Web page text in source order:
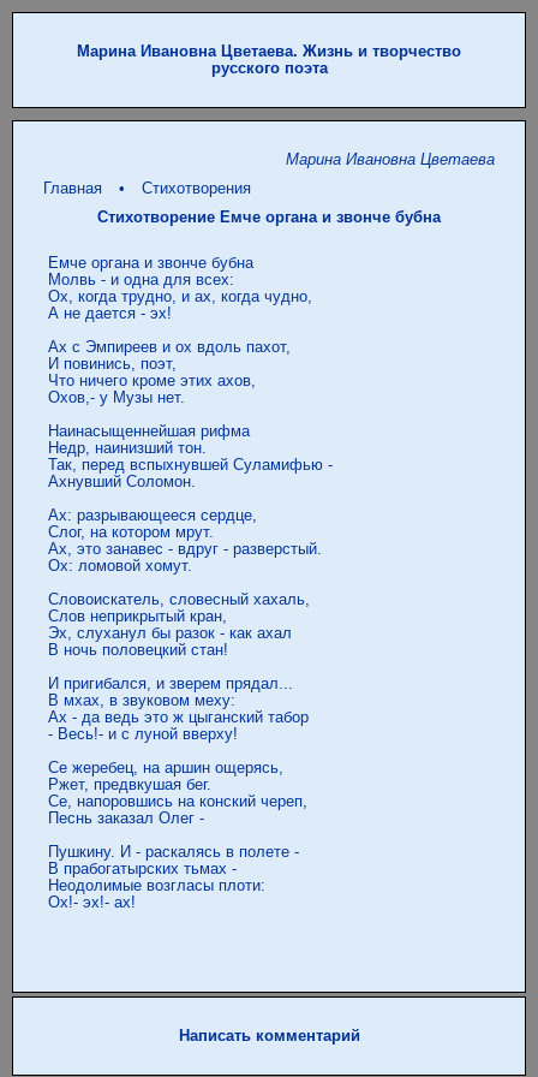
Марина Ивановна Цветаева. Жизнь и творчество
русского поэта
Марина Ивановна Цветаева
Главная
•
Стихотворения
Стихотворение Емче органа и звонче бубна
Емче органа и звонче бубна
Молвь - и одна для всех:
Ох, когда трудно, и ах, когда чудно,
А не дается - эх!
Ах с Эмпиреев и ох вдоль пахот,
И повинись, поэт,
Что ничего кроме этих ахов,
Охов,- у Музы нет.
Наинасыщеннейшая рифма
Недр, наинизший тон.
Так, перед вспыхнувшей Суламифью -
Ахнувший Соломон.
Ах: разрывающееся сердце,
Слог, на котором мрут.
Ах, это занавес - вдруг - разверстый.
Ох: ломовой хомут.
Словоискатель, словесный хахаль,
Слов неприкрытый кран,
Эх, слуханул бы разок - как ахал
В ночь половецкий стан!
И пригибался, и зверем прядал...
В мхах, в звуковом меху:
Ах - да ведь это ж цыганский табор
- Весь!- и с луной вверху!
Се жеребец, на аршин ощерясь,
Ржет, предвкушая бег.
Се, напоровшись на конский череп,
Песнь заказал Олег -
Пушкину. И - раскалясь в полете -
В прабогатырских тьмах -
Неодолимые возгласы плоти:
Ох!- эх!- ах!
Написать комментарий